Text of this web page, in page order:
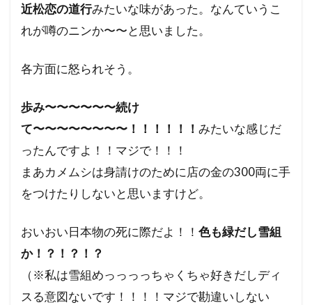
近松恋の道行みたいな味があった。なんていうこ
れが噂のニンか〜〜と思いました。
各方面に怒られそう。
歩み〜〜〜〜〜〜続け
て〜〜〜〜〜〜〜〜！！！！！！ みたいな感じだ
ったんですよ！！マジで！！！
まあカメムシは身請けのために店の金の300両に手
をつけたりしないと思いますけど。
おいおい日本物の死に際だよ！！ 色も緑だし雪組
か！？！？！？
（※私は雪組めっっっっちゃくちゃ好きだしディ
スる意図ないです！！！！マジで勘違いしない